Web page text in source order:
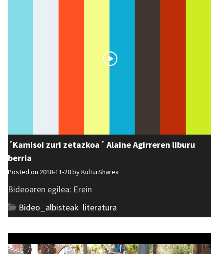
´Kamisoi zuri zetazkoa´ Alaine Agirreren liburu
berria
Posted on 2018-11-28 byKulturSharea
Bideoaren egilea: Erein
Bideo_albisteak literatura